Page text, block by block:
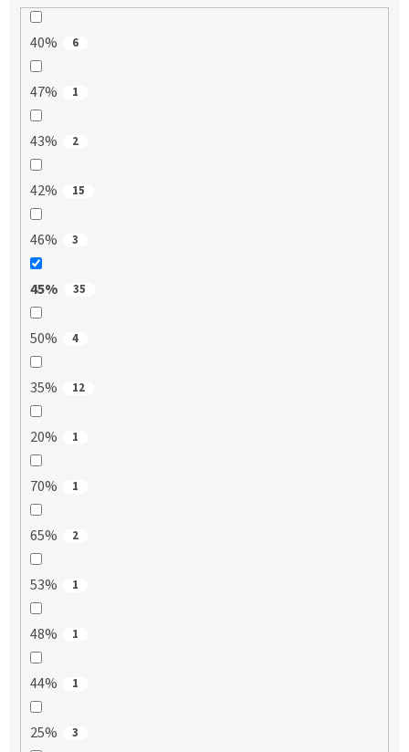
40% 6
47% 1
43% 2
42% 15
46% 3
45% 35
50% 4
35% 12
20% 1
70% 1
65% 2
53% 1
48% 1
44% 1
25% 3